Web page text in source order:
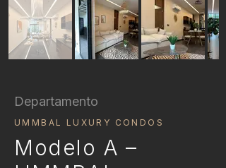
Departamento
UMMBAL LUXURY CONDOS
Modelo A –